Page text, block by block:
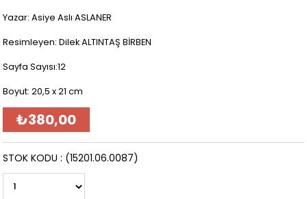
Yazar: Asiye Aslı ASLANER
Resimleyen: Dilek ALTINTAŞ BİRBEN
Sayfa Sayısı:12
Boyut: 20,5 x 21 cm
₺380,00
(15201.06.0087)
STOK KODU